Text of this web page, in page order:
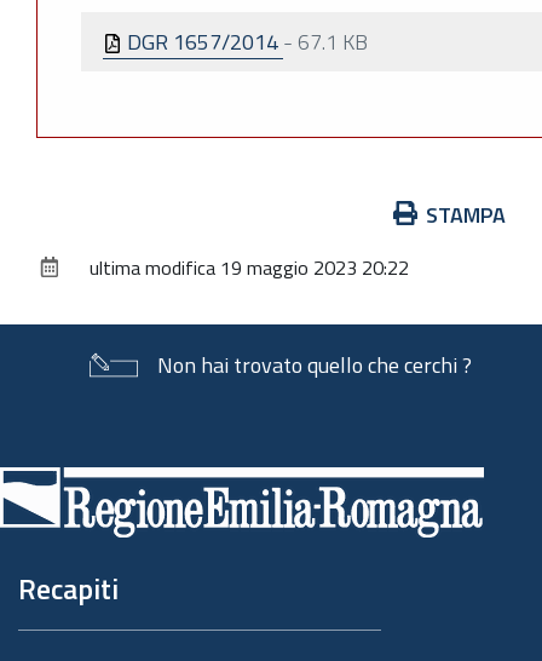
DGR 1657/2014- 67.1 KB
documento
STAMPA
ultima modifica 19 maggio 2023 20:22
Non hai trovato quello che cerchi ?
di
pagina
Recapiti